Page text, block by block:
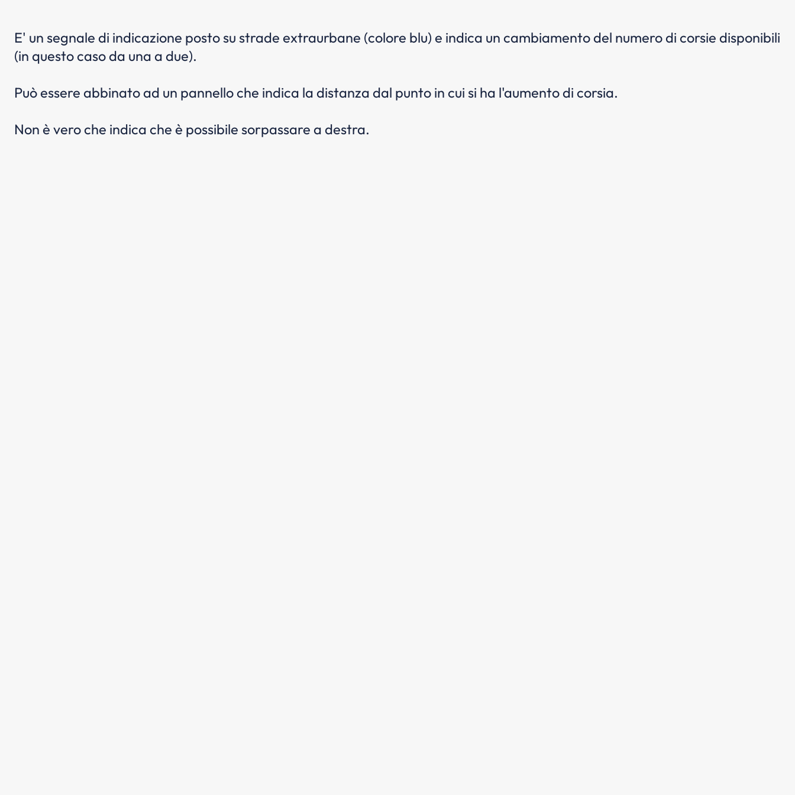
E' un segnale di indicazione posto su strade extraurbane (colore blu) e indica un cambiamento del numero di corsie disponibili
(in questo caso da una a due).
Può essere abbinato ad un pannello che indica la distanza dal punto in cui si ha l'aumento di corsia.
Non è vero che indica che è possibile sorpassare a destra.